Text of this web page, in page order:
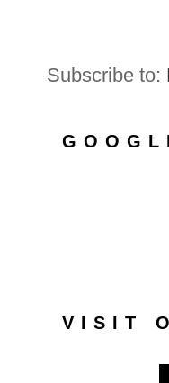
Subscribe to:
VISIT